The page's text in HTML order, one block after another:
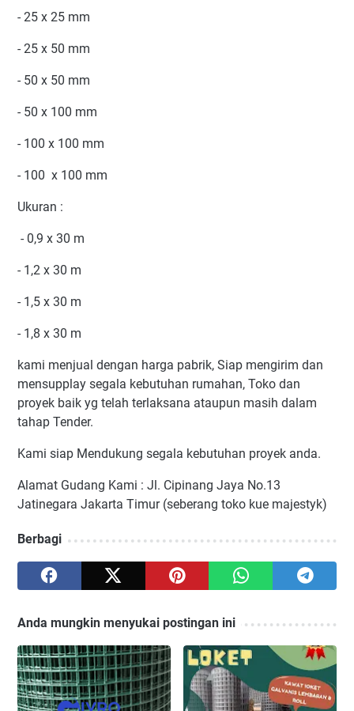
- 25 x 25 mm
- 25 x 50 mm
- 50 x 50 mm
- 50 x 100 mm
- 100 x 100 mm
- 100 x 100 mm
Ukuran :
- 0,9 x 30 m
- 1,2 x 30 m
- 1,5 x 30 m
- 1,8 x 30 m
kami menjual dengan harga pabrik, Siap mengirim dan
mensupplay segala kebutuhan rumahan, Toko dan
proyek baik yg telah terlaksana ataupun masih dalam
tahap Tender.
Kami siap Mendukung segala kebutuhan proyek anda.
Alamat Gudang Kami : Jl. Cipinang Jaya No.13
Jatinegara Jakarta Timur (seberang toko kue majestyk)
Berbagi
Anda mungkin menyukai postingan ini